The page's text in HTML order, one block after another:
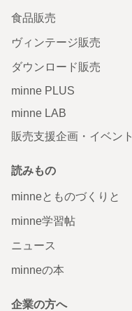
食品販売
ヴィンテージ販売
ダウンロード販売
minne PLUS
minne LAB
販売支援企画・イベント
読みもの
minneとものづくりと
minne学習帖
ニュース
minneの本
企業の方へ